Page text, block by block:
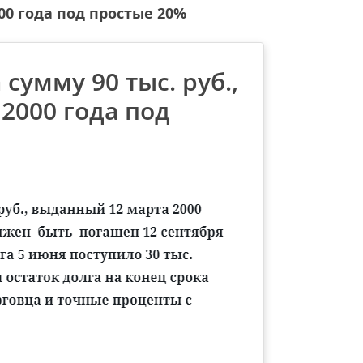
года под простые 20%
90 тыс. руб.,
года под